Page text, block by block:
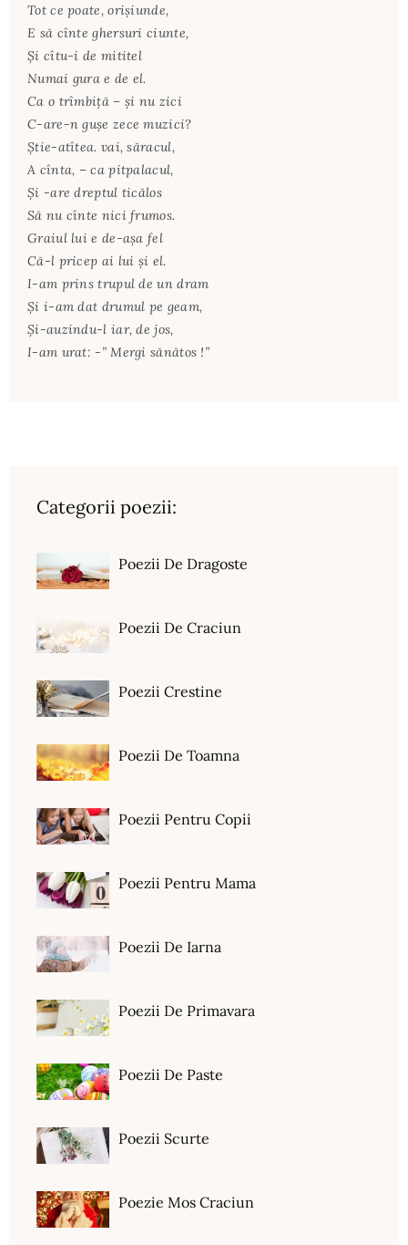
Tot ce poate, orişiunde,
E să cînte ghersuri ciunte,
Şi cîtu-i de mititel
Numai gura e de el.
Ca o trîmbiţă – şi nu zici
C-are-n guşe zece muzici?
Ştie-atîtea. vai, săracul,
A cînta, – ca pitpalacul,
Şi -are dreptul ticălos
Să nu cînte nici frumos.
Graiul lui e de-aşa fel
Că-l pricep ai lui şi el.
I-am prins trupul de un dram
Şi i-am dat drumul pe geam,
Şi-auzindu-l iar, de jos,
I-am urat: -” Mergi sănătos !”
Categorii poezii:
Poezii De Dragoste
Poezii De Craciun
Poezii Crestine
Poezii De Toamna
Poezii Pentru Copii
Poezii Pentru Mama
Poezii De Iarna
Poezii De Primavara
Poezii De Paste
Poezii Scurte
Poezie Mos Craciun